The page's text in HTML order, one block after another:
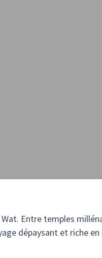
Entre temples
dépaysant et riche